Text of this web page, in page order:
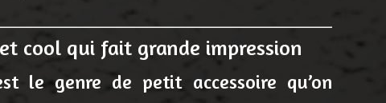
cool qui fait grande impression
le genre de petit accessoire qu’on